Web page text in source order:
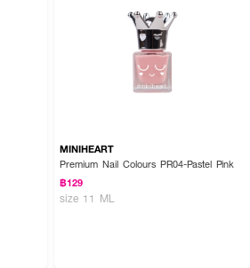
MINIHEART
Premium Nail Colours PR04-Pastel Pink
฿129
size 11 ML